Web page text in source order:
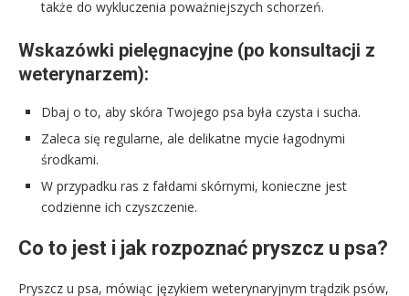
także do wykluczenia poważniejszych schorzeń.
Wskazówki pielęgnacyjne (po konsultacji z
weterynarzem):
Dbaj o to, aby skóra Twojego psa była czysta i sucha.
Zaleca się regularne, ale delikatne mycie łagodnymi
środkami.
W przypadku ras z fałdami skórnymi, konieczne jest
codzienne ich czyszczenie.
Co to jest i jak rozpoznać pryszcz u psa?
Pryszcz u psa, mówiąc językiem weterynaryjnym trądzik psów,